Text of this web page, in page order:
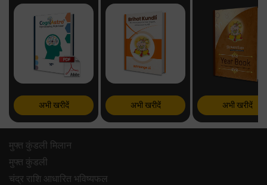
अभी खरीदें अभी खरीदें अभी खरीदें
मुफ्त कुंडली मिलान
मुफ्त कुंडली
चंद्र राशि आधारित भविष्यफल